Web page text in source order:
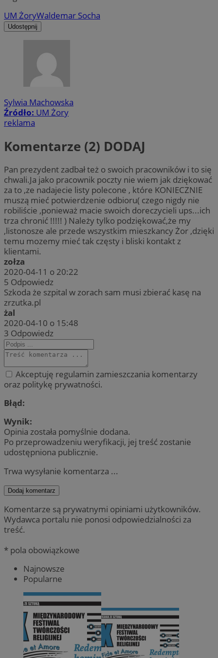
UM ŻoryWaldemar Socha
Udostępnij
Sylwia Machowska
Źródło: UM Żory
reklama
Komentarze (2) DODAJ
Pan prezydent zadbał też o swoich pracowników i to się
chwali.Ja jako pracownik poczty nie wiem jak dziękować
za to ,ze nadajecie listy polecone , które KONIECZNIE
muszą mieć potwierdzenie odbioru( czego nigdy nie
robiliście ,ponieważ macie swoich doreczycieli ups...ich
trza chronić !!!!! ) Należy tylko podziękować,że my
,listonosze ale przede wszystkim mieszkancy Żor ,dzięki
temu mozemy mieć tak częsty i bliski kontakt z
klientami.
zołza
2020-04-11 o 20:22
5 Odpowiedz
Szkoda że szpital w zorach sam musi zbierać kasę na
zrzutka.pl
żal
2020-04-10 o 15:48
3 Odpowiedz
Akceptuję regulamin zamieszczania komentarzy
oraz politykę prywatności.
Błąd:
Wynik:
Opinia została pomyślnie dodana.
Po przeprowadzeniu weryfikacji, jej treść zostanie
udostępniona publicznie.
Trwa wysyłanie komentarza ...
Dodaj komentarz
Komentarze są prywatnymi opiniami użytkowników.
Wydawca portalu nie ponosi odpowiedzialności za
treść.
* pola obowiązkowe
Najnowsze
Popularne